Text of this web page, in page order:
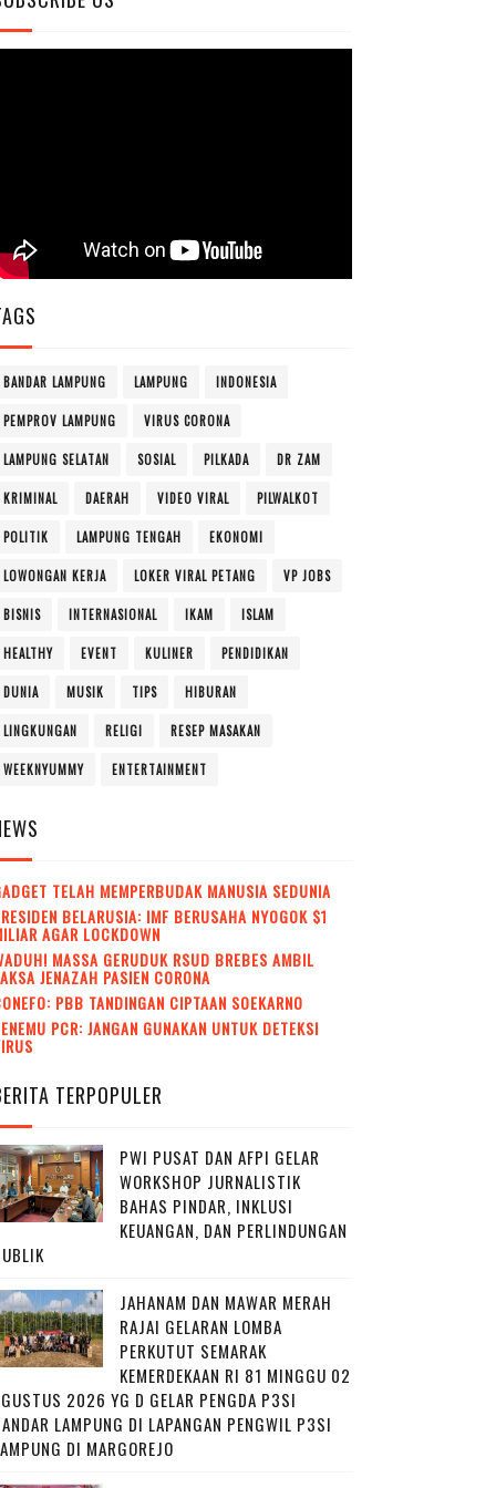
BANDAR LAMPUNG LAMPUNG INDONESIA
PEMPROV LAMPUNG VIRUS CORONA
LAMPUNG SELATAN SOSIAL PILKADA DR ZAM
KRIMINAL DAERAH VIDEO VIRAL PILWALKOT
POLITIK LAMPUNG TENGAH EKONOMI
LOWONGAN KERJA LOKER VIRAL PETANG VP JOBS
BISNIS INTERNASIONAL IKAM ISLAM
HEALTHY EVENT KULINER PENDIDIKAN
DUNIA MUSIK TIPS HIBURAN
LINGKUNGAN RELIGI RESEP MASAKAN
WEEKNYUMMY ENTERTAINMENT
TELAH MEMPERBUDAK MANUSIA SEDUNIA
BELARUSIA: IMF BERUSAHA NYOGOK $1
AGAR LOCKDOWN
MASSA GERUDUK RSUD BREBES AMBIL
JENAZAH PASIEN CORONA
PBB TANDINGAN CIPTAAN SOEKARNO
PCR: JANGAN GUNAKAN UNTUK DETEKSI
TERPOPULER
PWI PUSAT DAN AFPI GELAR
WORKSHOP JURNALISTIK
BAHAS PINDAR, INKLUSI
KEUANGAN, DAN PERLINDUNGAN
JAHANAM DAN MAWAR MERAH
RAJAI GELARAN LOMBA
PERKUTUT SEMARAK
KEMERDEKAAN RI 81 MINGGU 02
2026 YG D GELAR PENGDA P3SI
LAMPUNG DI LAPANGAN PENGWIL P3SI
DI MARGOREJO